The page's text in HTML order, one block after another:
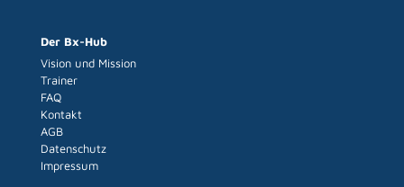
Der Bx-Hub
Vision und Mission
Trainer
FAQ
Kontakt
AGB
Datenschutz
Impressum